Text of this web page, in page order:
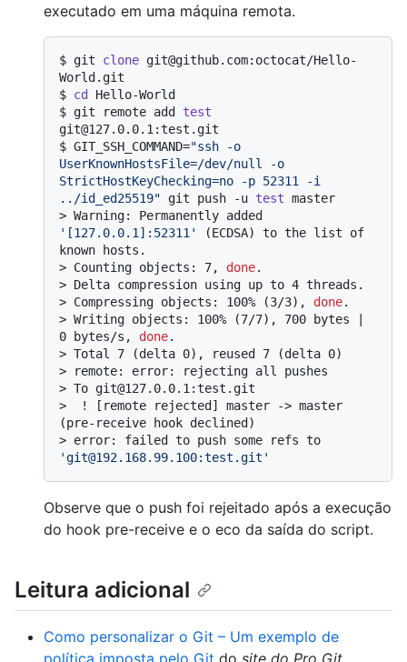
executado em uma máquina remota.
$ git clone git@github.com:octocat/Hello-
World.git
$ cd Hello-World
$ git remote add test
git@127.0.0.1:test.git
$ GIT_SSH_COMMAND="ssh -o
UserKnownHostsFile=/dev/null -o
StrictHostKeyChecking=no -p 52311 -i
../id_ed25519" git push -u test master
>
'[127.0.0.1]:52311'
(ECDSA) to the list of
known hosts.
> Counting objects: 7, done.
> Delta compression using up to 4 threads.
> Compressing objects: 100% (3/3), done.
> Writing objects: 100% (7/7), 700 bytes |
0 bytes/s, done.
> Total 7 (delta 0), reused 7 (delta 0)
>
remote: error: rejecting all pushes
> To git@127.0.0.1:test.git
>
! [remote rejected] master -> master
(pre-receive hook declined)
>
'git@192.168.99.100:test.git'
Observe que o push foi rejeitado após a execução
do hook pre-receive e o eco da saída do script.
Leitura adicional
Como personalizar o Git – Um exemplo de
política imposta pelo Git do site do Pro Git